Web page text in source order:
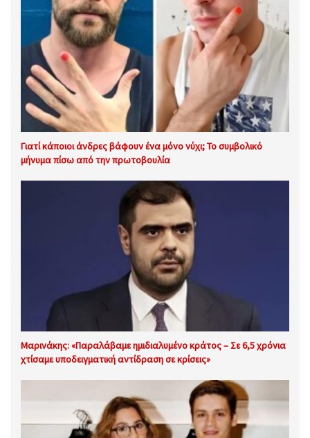
Γιατί κάποιοι άνδρες βάφουν ένα μόνο νύχι; Το συμβολικό
μήνυμα πίσω από την πρωτοβουλία
Μαρινάκης: «Παραλάβαμε ημιδιαλυμένο κράτος – Σε 6,5 χρόνια
χτίσαμε υποδειγματική αντίδραση σε κρίσεις»